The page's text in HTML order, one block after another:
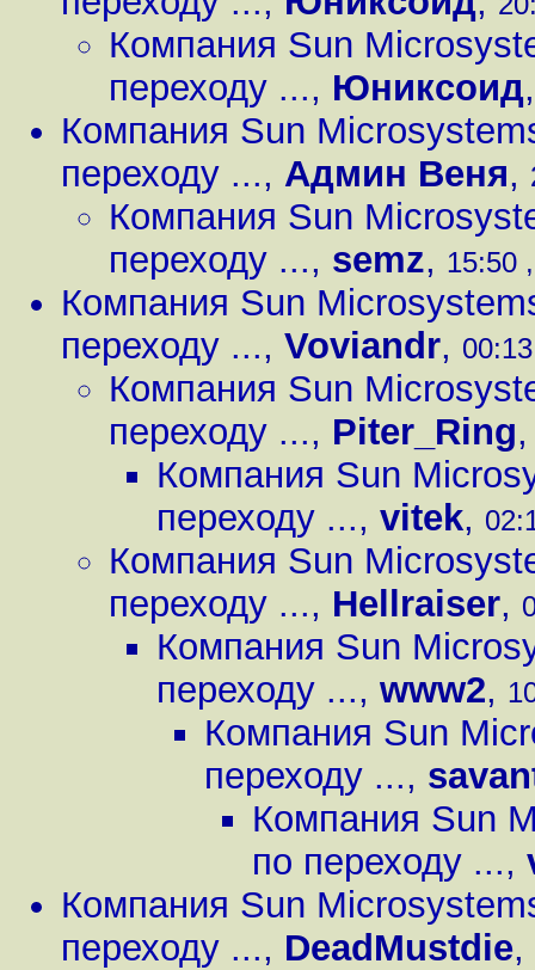
Компания Sun
переходу ..., Юниксоид
Компания Sun
переходу ..., Админ Веня,
Компания Sun
переходу ..., semz, 15:50
Компания Sun
переходу ..., Voviandr,
Компания Sun
переходу ..., Piter_Ring
Компания Sun
переходу ..., vitek,
Компания Sun
переходу ..., Hellraiser,
Компания Sun
переходу ..., www2,
Компания Sun
переходу ...,
Компания Sun
по переходу ...,
Компания Sun
переходу ..., DeadMustdie,